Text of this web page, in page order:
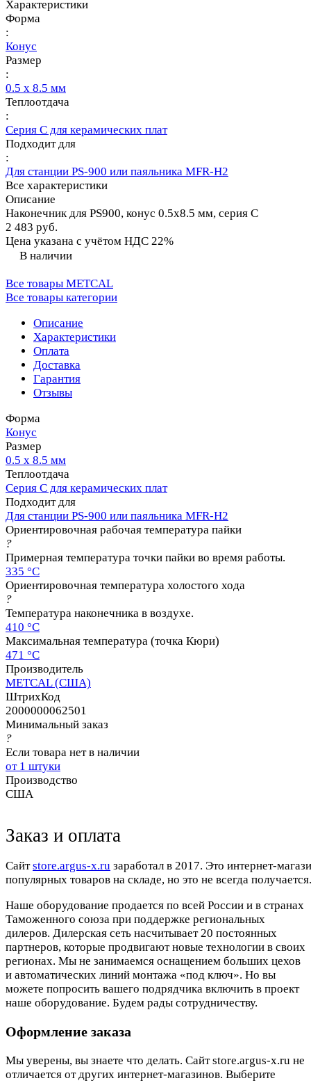
Характеристики
Форма
:
Конус
Размер
:
0.5 х 8.5 мм
Теплоотдача
:
Серия C для керамических плат
Подходит для
:
Для станции PS-900 или паяльника MFR-H2
Все характеристики
Описание
Наконечник для PS900, конус 0.5х8.5 мм, серия C
2 483 руб.
Цена указана с учётом НДС 22%
В наличии
Все товары METCAL
Все товары категории
Описание
Характеристики
Оплата
Доставка
Гарантия
Отзывы
Форма
Конус
Размер
0.5 х 8.5 мм
Теплоотдача
Серия C для керамических плат
Подходит для
Для станции PS-900 или паяльника MFR-H2
Ориентировочная рабочая температура пайки
?
Примерная температура точки пайки во время работы.
335 °C
Ориентировочная температура холостого хода
?
Температура наконечника в воздухе.
410 °C
Максимальная температура (точка Кюри)
471 °C
Производитель
METCAL (США)
ШтрихКод
2000000062501
Минимальный заказ
?
Если товара нет в наличии
от 1 штуки
Производство
США
Заказ и оплата
Cайтstore.argus-x.ru заработал в 2017. Это интернет-
популярных товаров на складе, но это не всегда
Наше оборудование продается по всей России и в странах
Таможенного союза при поддержке региональных
дилеров. Дилерская сеть насчитывает 20 постоянных
партнеров, которые продвигают новые технологии в своих
регионах. Мы не занимаемся оснащением больших цехов
и автоматических линий монтажа «под ключ». Но вы
можете попросить вашего подрядчика включить в проект
наше оборудование. Будем рады сотрудничеству.
Оформление заказа
Мы уверены, вы знаете что делать. Сайт store.argus-x.ru не
отличается от других интернет-магазинов. Выберите